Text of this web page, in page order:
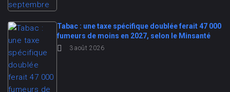
Tabac : une taxe spécifique doublée ferait 47 000
fumeurs de moins en 2027, selon le Minsanté
3 août 2026